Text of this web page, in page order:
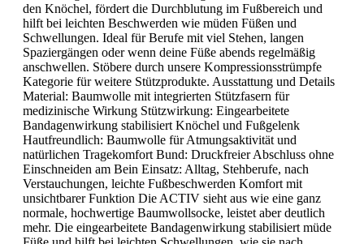
den Knöchel, fördert die Durchblutung im Fußbereich und
hilft bei leichten Beschwerden wie müden Füßen und
Schwellungen. Ideal für Berufe mit viel Stehen, langen
Spaziergängen oder wenn deine Füße abends regelmäßig
anschwellen. Stöbere durch unsere Kompressionsstrümpfe
Kategorie für weitere Stützprodukte. Ausstattung und Details
Material: Baumwolle mit integrierten Stützfasern für
medizinische Wirkung Stützwirkung: Eingearbeitete
Bandagenwirkung stabilisiert Knöchel und Fußgelenk
Hautfreundlich: Baumwolle für Atmungsaktivität und
natürlichen Tragekomfort Bund: Druckfreier Abschluss ohne
Einschneiden am Bein Einsatz: Alltag, Stehberufe, nach
Verstauchungen, leichte Fußbeschwerden Komfort mit
unsichtbarer Funktion Die ACTIV sieht aus wie eine ganz
normale, hochwertige Baumwollsocke, leistet aber deutlich
mehr. Die eingearbeitete Bandagenwirkung stabilisiert müde